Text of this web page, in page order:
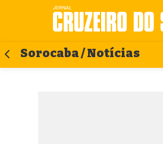
Sorocaba / Notícias